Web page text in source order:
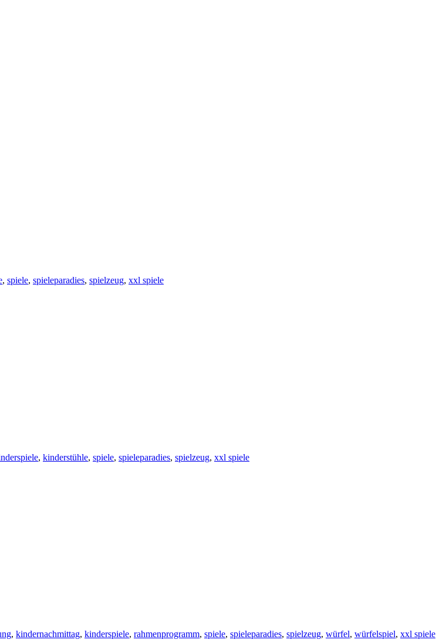
, spiele, spieleparadies, spielzeug, xxl spiele
, kinderstühle, spiele, spieleparadies, spielzeug, xxl spiele
, kindernachmittag, kinderspiele, rahmenprogramm, spiele, spieleparadies, spielzeug, würfel, würfelspiel, xxl spiele